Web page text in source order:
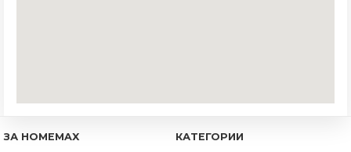
ЗА HOMEMAX КАТЕГОРИИ